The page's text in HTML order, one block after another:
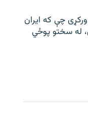
چې که ایران
له سختو پوځي